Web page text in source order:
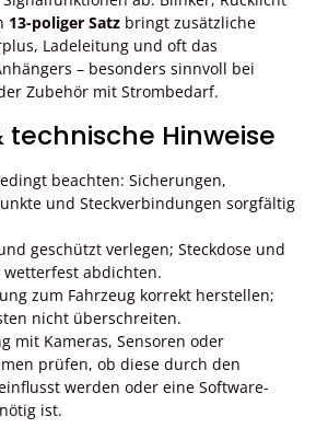
13-poliger Satz bringt zusätzliche
Ladeleitung und oft das
– besonders sinnvoll bei
Zubehör mit Strombedarf.
technische Hinweise
beachten: Sicherungen,
und Steckverbindungen sorgfältig
geschützt verlegen; Steckdose und
abdichten.
zum Fahrzeug korrekt herstellen;
nicht überschreiten.
mit Kameras, Sensoren oder
prüfen, ob diese durch den
werden oder eine Software-
ist.